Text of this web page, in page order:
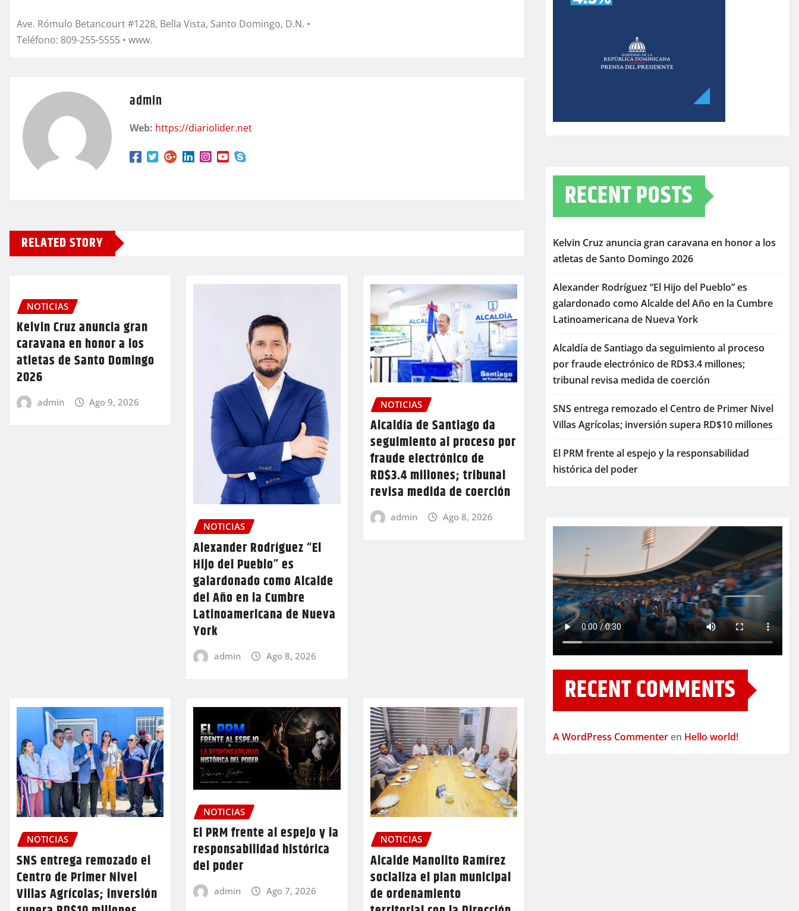
Ave. Rómulo Betancourt #1228, Bella Vista, Santo Domingo, D.N. •
Teléfono: 809-255-5555 • www.
admin
Web: https://diariolider.net
RELATED STORY
NOTICIAS
Kelvin Cruz anuncia gran
caravana en honor a los
atletas de Santo Domingo
2026
admin Ago 9, 2026
NOTICIAS
Alexander Rodríguez “El
Hijo del Pueblo” es
galardonado como Alcalde
del Año en la Cumbre
Latinoamericana de Nueva
York
admin Ago 8, 2026
NOTICIAS
Alcaldía de Santiago da
seguimiento al proceso por
fraude electrónico de
RD$3.4 millones; tribunal
revisa medida de coerción
admin Ago 8, 2026
NOTICIAS
SNS entrega remozado el
Centro de Primer Nivel
Villas Agrícolas; inversión
NOTICIAS
El PRM frente al espejo y la
responsabilidad histórica
del poder
admin Ago 7, 2026
NOTICIAS
Alcalde Manolito Ramírez
socializa el plan municipal
de ordenamiento
RECENT POSTS
Kelvin Cruz anuncia gran caravana en honor a los
atletas de Santo Domingo 2026
Alexander Rodríguez “El Hijo del Pueblo” es
galardonado como Alcalde del Año en la Cumbre
Latinoamericana de Nueva York
Alcaldía de Santiago da seguimiento al proceso
por fraude electrónico de RD$3.4 millones;
tribunal revisa medida de coerción
SNS entrega remozado el Centro de Primer Nivel
Villas Agrícolas; inversión supera RD$10 millones
El PRM frente al espejo y la responsabilidad
histórica del poder
RECENT COMMENTS
A WordPress Commenter en Hello world!